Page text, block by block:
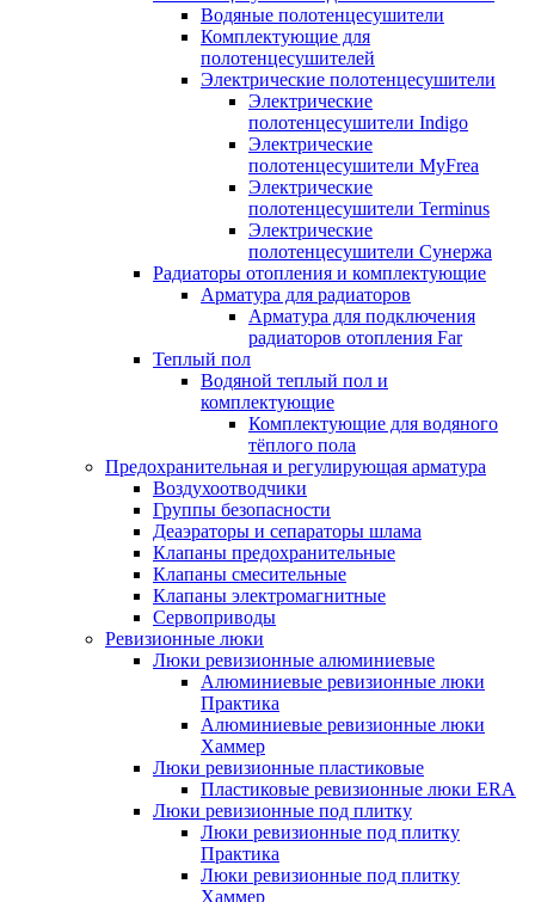
Водяные полотенцесушители
Комплектующие для
полотенцесушителей
Электрические полотенцесушители
Электрические
полотенцесушители Indigo
Электрические
полотенцесушители MyFrea
Электрические
полотенцесушители Terminus
Электрические
полотенцесушители Сунержа
Радиаторы отопления и комплектующие
Арматура для радиаторов
Арматура для подключения
радиаторов отопления Far
Теплый пол
Водяной теплый пол и
комплектующие
Комплектующие для водяного
тёплого пола
Предохранительная и регулирующая арматура
Воздухоотводчики
Группы безопасности
Деаэраторы и сепараторы шлама
Клапаны предохранительные
Клапаны смесительные
Клапаны электромагнитные
Сервоприводы
Ревизионные люки
Люки ревизионные алюминиевые
Алюминиевые ревизионные люки
Практика
Алюминиевые ревизионные люки
Хаммер
Люки ревизионные пластиковые
Пластиковые ревизионные люки ERA
Люки ревизионные под плитку
Люки ревизионные под плитку
Практика
Люки ревизионные под плитку
Хаммер